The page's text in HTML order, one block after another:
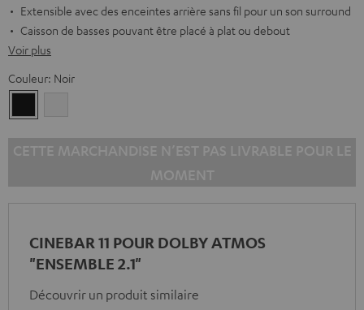
Extensible avec des enceintes arrière sans fil pour un son surround
Caisson de basses pouvant être placé à plat ou debout
Voir plus
Couleur: Noir
CINEBAR 11 POUR DOLBY ATMOS
"ENSEMBLE 2.1"
Découvrir un produit similaire